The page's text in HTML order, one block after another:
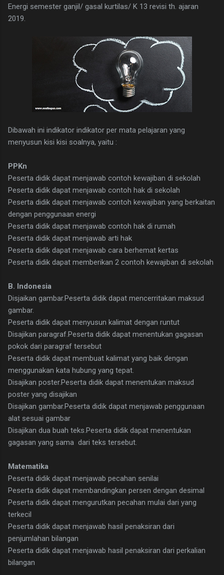
Energi semester ganjil/ gasal kurtilas/ K 13 revisi th. ajaran
2019.
Dibawah ini indikator indikator per mata pelajaran yang
menyusun kisi kisi soalnya, yaitu :
PPKn
Peserta didik dapat menjawab contoh kewajiban di sekolah
Peserta didik dapat menjawab contoh hak di sekolah
Peserta didik dapat menjawab contoh kewajiban yang berkaitan
dengan penggunaan energi
Peserta didik dapat menjawab contoh hak di rumah
Peserta didik dapat menjawab arti hak
Peserta didik dapat menjawab cara berhemat kertas
Peserta didik dapat memberikan 2 contoh kewajiban di sekolah
B. Indonesia
Disjaikan gambar.Peserta didik dapat mencerritakan maksud
gambar.
Peserta didik dapat menyusun kalimat dengan runtut
Disajikan paragraf.Peserta didik dapat menentukan gagasan
pokok dari paragraf tersebut
Peserta didik dapat membuat kalimat yang baik dengan
menggunakan kata hubung yang tepat.
Disajikan poster.Peserta didik dapat menentukan maksud
poster yang disajikan
Disajikan gambar.Peserta didik dapat menjawab penggunaan
alat sesuai gambar
Disajikan dua buah teks.Peserta didik dapat menentukan
gagasan yang sama dari teks tersebut.
Matematika
Peserta didik dapat menjawab pecahan senilai
Peserta didik dapat membandingkan persen dengan desimal
Peserta didik dapat mengurutkan pecahan mulai dari yang
terkecil
Peserta didik dapat menjawab hasil penaksiran dari
penjumlahan bilangan
Peserta didik dapat menjawab hasil penaksiran dari perkalian
bilangan